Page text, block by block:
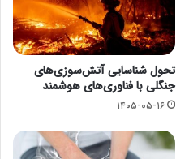
تحول شناسایی آتش‌سوزی‌های
جنگلی با فناوری‌های هوشمند
۱۴۰۵-۰۵-۱۶